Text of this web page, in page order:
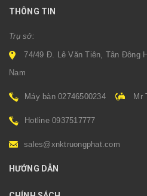
THÔNG TIN
Trụ sở:
74/49 Đ. Lê Văn Tiên, Tân Đông
Nam
Máy bàn 02746500234 Mr
Hotline 0937517777
sales@xnktruongphat.com
HƯỚNG DẪN